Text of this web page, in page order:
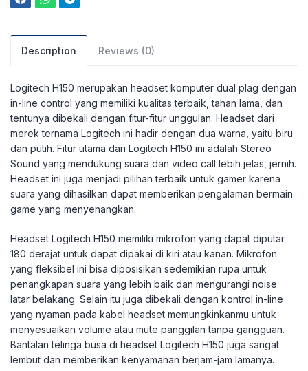
Description Reviews (0)
Logitech H150 merupakan headset komputer dual plag dengan
in-line control yang memiliki kualitas terbaik, tahan lama, dan
tentunya dibekali dengan fitur-fitur unggulan. Headset dari
merek ternama Logitech ini hadir dengan dua warna, yaitu biru
dan putih. Fitur utama dari Logitech H150 ini adalah Stereo
Sound yang mendukung suara dan video call lebih jelas, jernih.
Headset ini juga menjadi pilihan terbaik untuk gamer karena
suara yang dihasilkan dapat memberikan pengalaman bermain
game yang menyenangkan.
Headset Logitech H150 memiliki mikrofon yang dapat diputar
180 derajat untuk dapat dipakai di kiri atau kanan. Mikrofon
yang fleksibel ini bisa diposisikan sedemikian rupa untuk
penangkapan suara yang lebih baik dan mengurangi noise
latar belakang. Selain itu juga dibekali dengan kontrol in-line
yang nyaman pada kabel headset memungkinkanmu untuk
menyesuaikan volume atau mute panggilan tanpa gangguan.
Bantalan telinga busa di headset Logitech H150 juga sangat
lembut dan memberikan kenyamanan berjam-jam lamanya.